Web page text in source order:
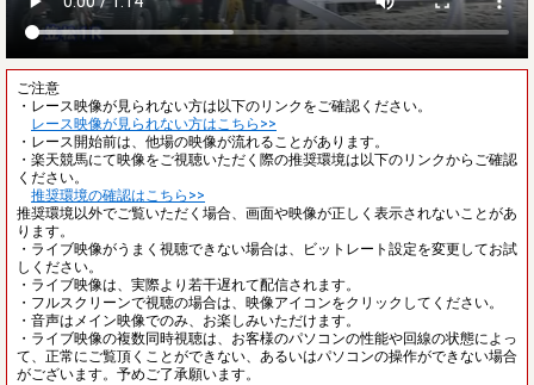
ご注意
・レース映像が見られない方は以下のリンクをご確認ください。
レース映像が見られない方はこちら>>
・レース開始前は、他場の映像が流れることがあります。
・楽天競馬にて映像をご視聴いただく際の推奨環境は以下のリンクからご確認
ください。
推奨環境の確認はこちら>>
推奨環境以外でご覧いただく場合、画面や映像が正しく表示されないことがあ
ります。
・ライブ映像がうまく視聴できない場合は、ビットレート設定を変更してお試
しください。
・ライブ映像は、実際より若干遅れて配信されます。
・フルスクリーンで視聴の場合は、映像アイコンをクリックしてください。
・音声はメイン映像でのみ、お楽しみいただけます。
・ライブ映像の複数同時視聴は、お客様のパソコンの性能や回線の状態によっ
て、正常にご覧頂くことができない、あるいはパソコンの操作ができない場合
がございます。予めご了承願います。